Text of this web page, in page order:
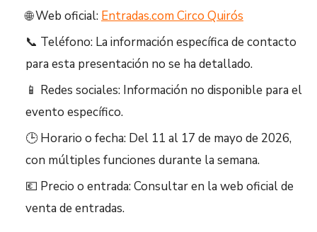
🌐 Web oficial: Entradas.com Circo Quirós
📞 Teléfono: La información específica de contacto
para esta presentación no se ha detallado.
📱 Redes sociales: Información no disponible para el
evento específico.
🕒 Horario o fecha: Del 11 al 17 de mayo de 2026,
con múltiples funciones durante la semana.
💶 Precio o entrada: Consultar en la web oficial de
venta de entradas.